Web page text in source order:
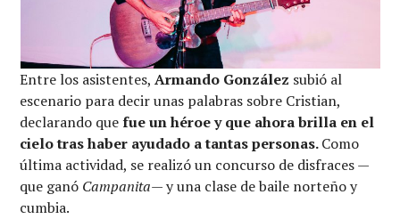
Entre los asistentes,Armando González subió al
escenario para decir unas palabras sobre Cristian,
declarando quefue un héroe y que ahora brilla en el
cielo tras haber ayudado a tantas personas.Como
última actividad, se realizó un concurso de disfraces —
que ganó Campanita— y una clase de baile norteño y
cumbia.